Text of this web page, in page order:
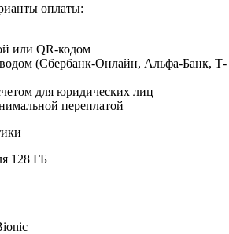
оплаты:
или QR-кодом
(Сбербанк-Онлайн, Альфа-Банк, Т-
для юридических лиц
переплатой
128 ГБ